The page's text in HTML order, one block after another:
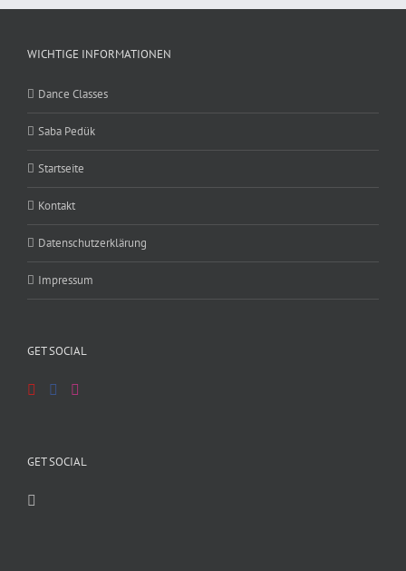
WICHTIGE INFORMATIONEN
Dance Classes
Saba Pedük
Startseite
Kontakt
Datenschutzerklärung
Impressum
GET SOCIAL
GET SOCIAL